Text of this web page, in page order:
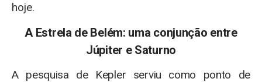
hoje.
A Estrela de Belém: uma conjunção entre
Júpiter e Saturno
A pesquisa de Kepler serviu como ponto de